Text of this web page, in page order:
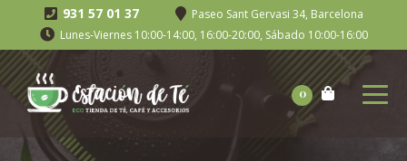
931 57 01 37
Paseo Sant Gervasi 34, Barcelona
Lunes-Viernes 10:00-14:00, 16:00-20:00, Sábado 10:00-16:00
0